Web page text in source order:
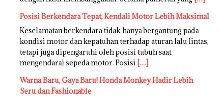
Posisi Berkendara Tepat, Kendali Motor Lebih Maksimal
Keselamatan berkendara tidak hanya bergantung pada
kondisi motor dan kepatuhan terhadap aturan lalu lintas,
tetapi juga dipengaruhi oleh posisi tubuh saat
mengendarai sepeda motor. Posisi […]
Warna Baru, Gaya Baru! Honda Monkey Hadir Lebih
Seru dan Fashionable